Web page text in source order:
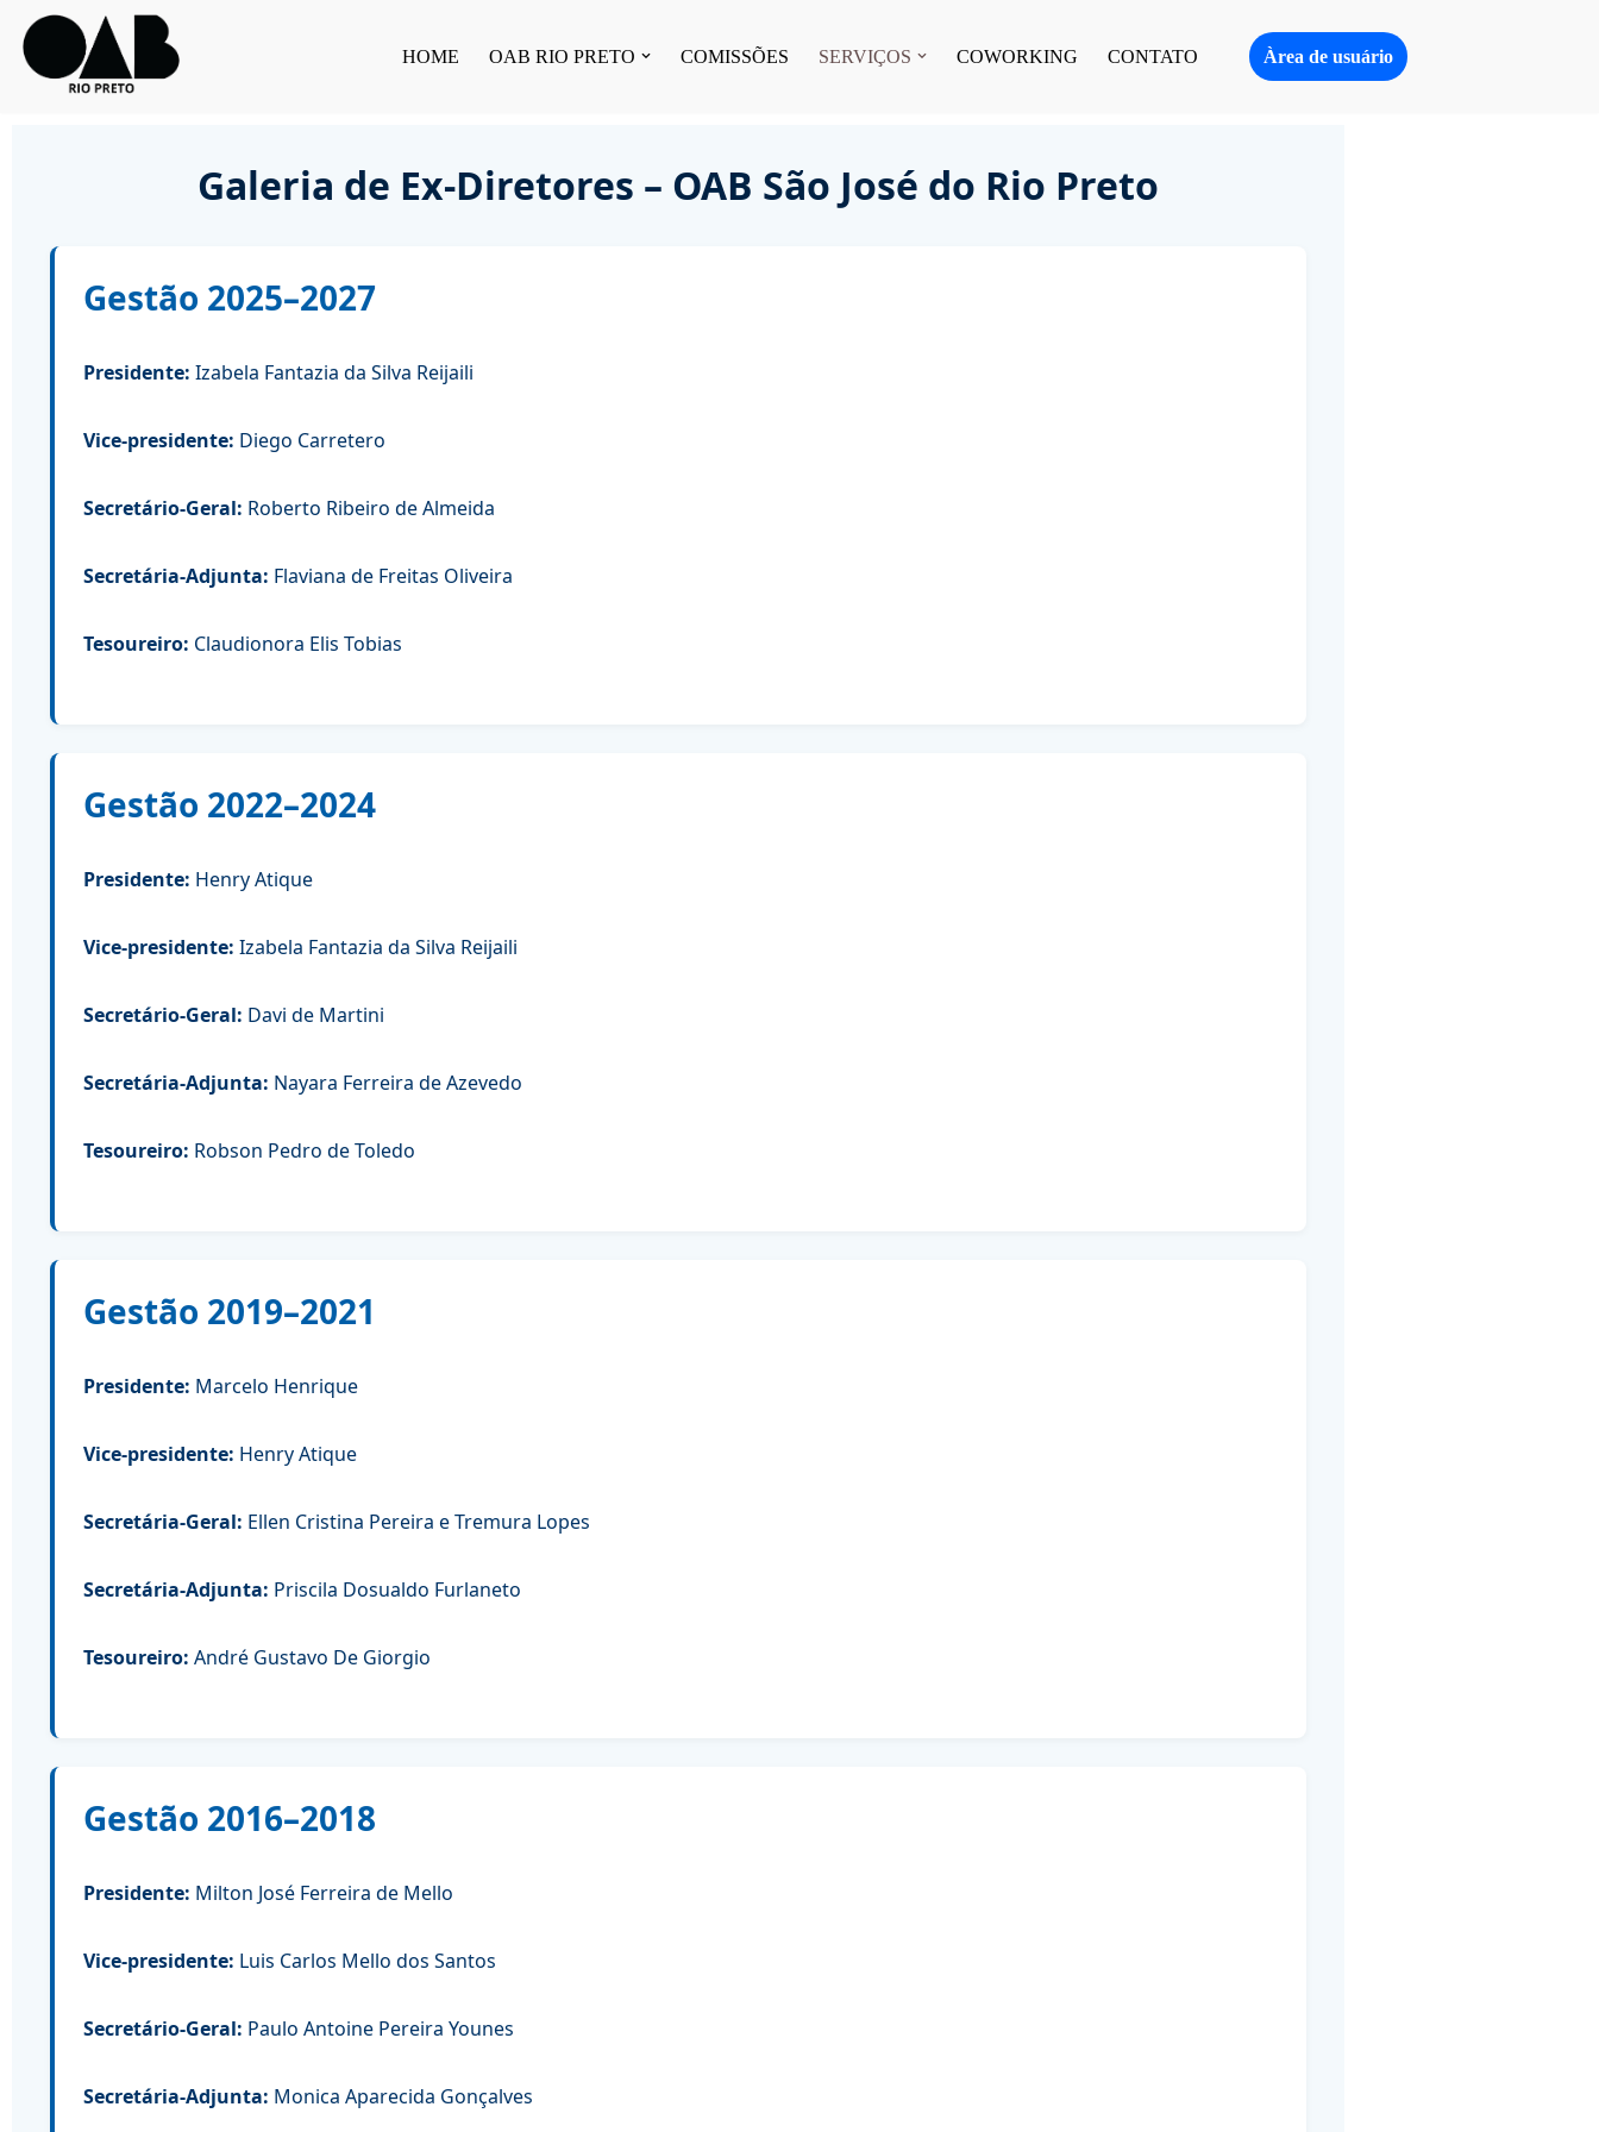
Pular
HOME OAB RIO PRETO COMISSÕES SERVIÇOS COWORKING CONTATO Àrea de usuário
Galeria de Ex-Diretores – OAB São José do Rio Preto
Gestão 2025–2027
Presidente: Izabela Fantazia da Silva Reijaili
Vice-presidente: Diego Carretero
Secretário-Geral: Roberto Ribeiro de Almeida
Secretária-Adjunta: Flaviana de Freitas Oliveira
Tesoureiro: Claudionora Elis Tobias
Gestão 2022–2024
Presidente: Henry Atique
Vice-presidente: Izabela Fantazia da Silva Reijaili
Secretário-Geral: Davi de Martini
Secretária-Adjunta: Nayara Ferreira de Azevedo
Tesoureiro: Robson Pedro de Toledo
Gestão 2019–2021
Presidente: Marcelo Henrique
Vice-presidente: Henry Atique
Secretária-Geral: Ellen Cristina Pereira e Tremura Lopes
Secretária-Adjunta: Priscila Dosualdo Furlaneto
Tesoureiro: André Gustavo De Giorgio
Gestão 2016–2018
Presidente: Milton José Ferreira de Mello
Vice-presidente: Luis Carlos Mello dos Santos
Secretário-Geral: Paulo Antoine Pereira Younes
Secretária-Adjunta: Monica Aparecida Gonçalves